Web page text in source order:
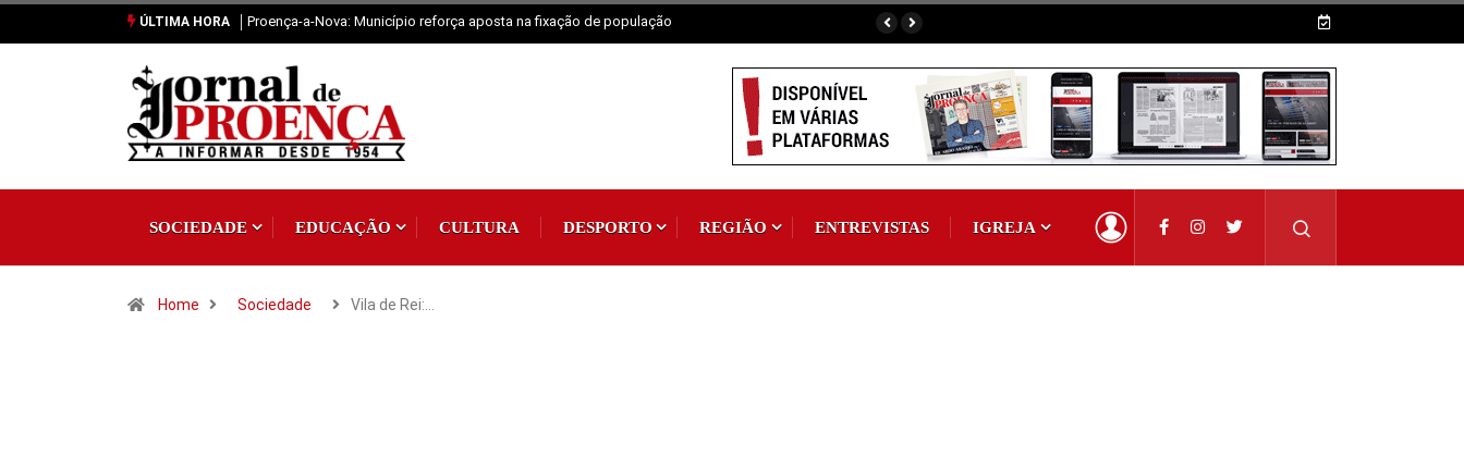
ÚLTIMA HORA Proença-a-Nova: Município reforça aposta na fixação de população
SOCIEDADE EDUCAÇÃO CULTURA DESPORTO REGIÃO ENTREVISTAS IGREJA
Home Sociedade Vila de Rei:…